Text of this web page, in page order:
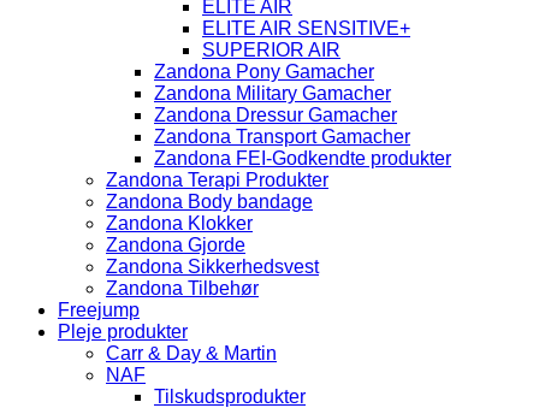
ELITE AIR
ELITE AIR SENSITIVE+
SUPERIOR AIR
Zandona Pony Gamacher
Zandona Military Gamacher
Zandona Dressur Gamacher
Zandona Transport Gamacher
Zandona FEI-Godkendte produkter
Zandona Terapi Produkter
Zandona Body bandage
Zandona Klokker
Zandona Gjorde
Zandona Sikkerhedsvest
Zandona Tilbehør
Freejump
Pleje produkter
Carr & Day & Martin
NAF
Tilskudsprodukter